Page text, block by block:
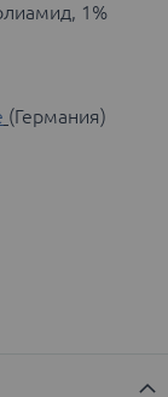
1%
(Германия)